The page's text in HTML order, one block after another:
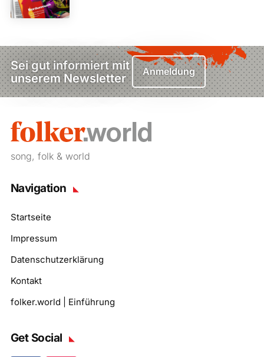
Sei gut informiert mit
unserem Newsletter
Anmeldung
song, folk & world
Navigation
Startseite
Impressum
Datenschutzerklärung
Kontakt
folker.world | Einführung
Get Social